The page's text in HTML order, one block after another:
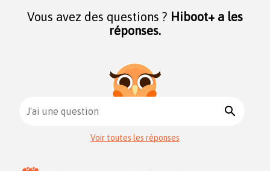
Vous avez des questions ? Hiboot+ a les
réponses.
J'ai une question search
Voir toutes les réponses